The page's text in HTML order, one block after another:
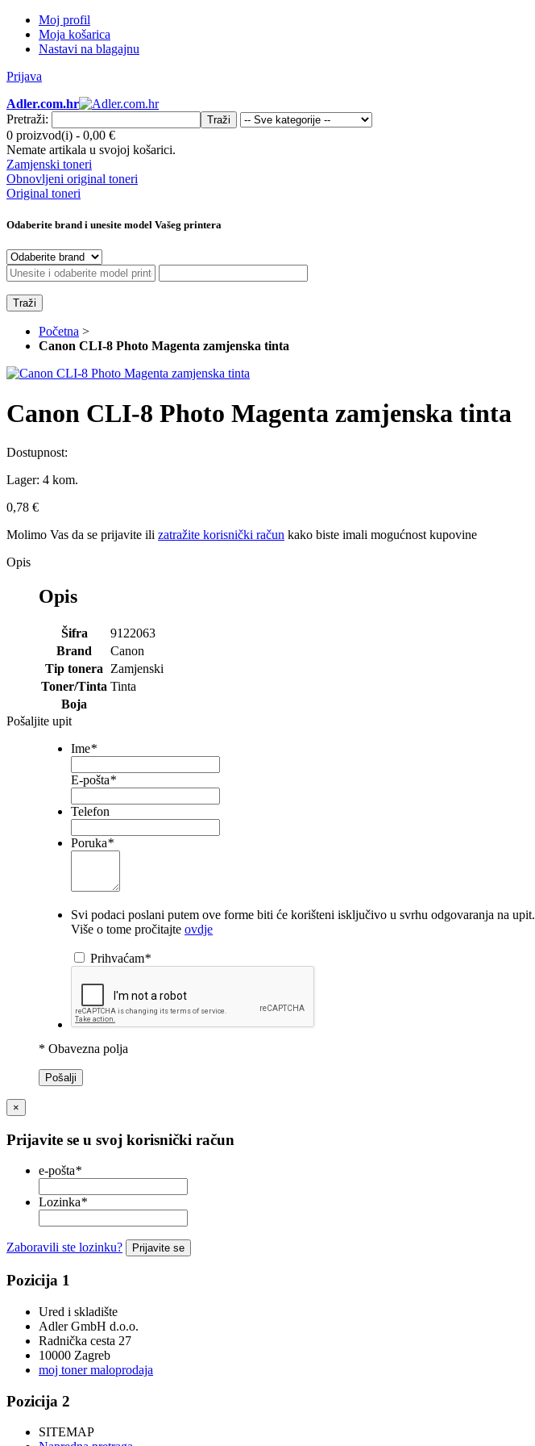
Moj profil
Moja košarica
Nastavi na blagajnu
Prijava
Adler.com.hr
Pretraži:
Traži
0 proizvod(i) - 0,00 €
Nemate artikala u svojoj košarici.
Zamjenski toneri
Obnovljeni original toneri
Original toneri
Odaberite brand i unesite model Vašeg printera
Traži
Početna >
Canon CLI-8 Photo Magenta zamjenska tinta
Canon CLI-8 Photo Magenta zamjenska tinta
Dostupnost:
Lager: 4 kom.
0,78 €
Molimo Vas da se prijavite ili zatražite korisnički račun kako biste imali mogućnost kupovine
Opis
Opis
Šifra
9122063
Brand
Canon
Tip tonera
Zamjenski
Toner/Tinta Tinta
Boja
Pošaljite upit
Ime*
E-pošta*
Telefon
Poruka*
Svi podaci poslani putem ove forme biti će korišteni isključivo u svrhu odgovaranja na upit.
Više o tome pročitajte ovdje
Prihvaćam*
* Obavezna polja
Pošalji
×
Prijavite se u svoj korisnički račun
e-pošta*
Lozinka*
Zaboravili ste lozinku? Prijavite se
Pozicija 1
Ured i skladište
Adler GmbH d.o.o.
Radnička cesta 27
10000 Zagreb
moj toner maloprodaja
Pozicija 2
SITEMAP